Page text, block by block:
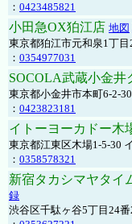
： 0423485821
小田急OX狛江店 地図
東京都狛江市元和泉1丁
： 0354977031
SOCOLA武蔵小金井
東京都小金井市本町6-2-
： 0423823181
イトーヨーカドー木
東京都江東区木場1-5-30
： 0358578321
新宿タカシマヤタイ
録
渋谷区千駄ヶ谷5丁目24